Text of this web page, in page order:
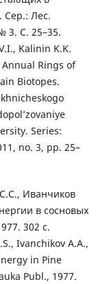
Сер.: Лес.
3. С. 25–35.
Kalinin K.K.
Rings of
Biotopes.
Series:
no. 3, pp. 25–
Иванчиков
в сосновых
302 с.
Ivanchikov A.A.,
in Pine
Publ., 1977.